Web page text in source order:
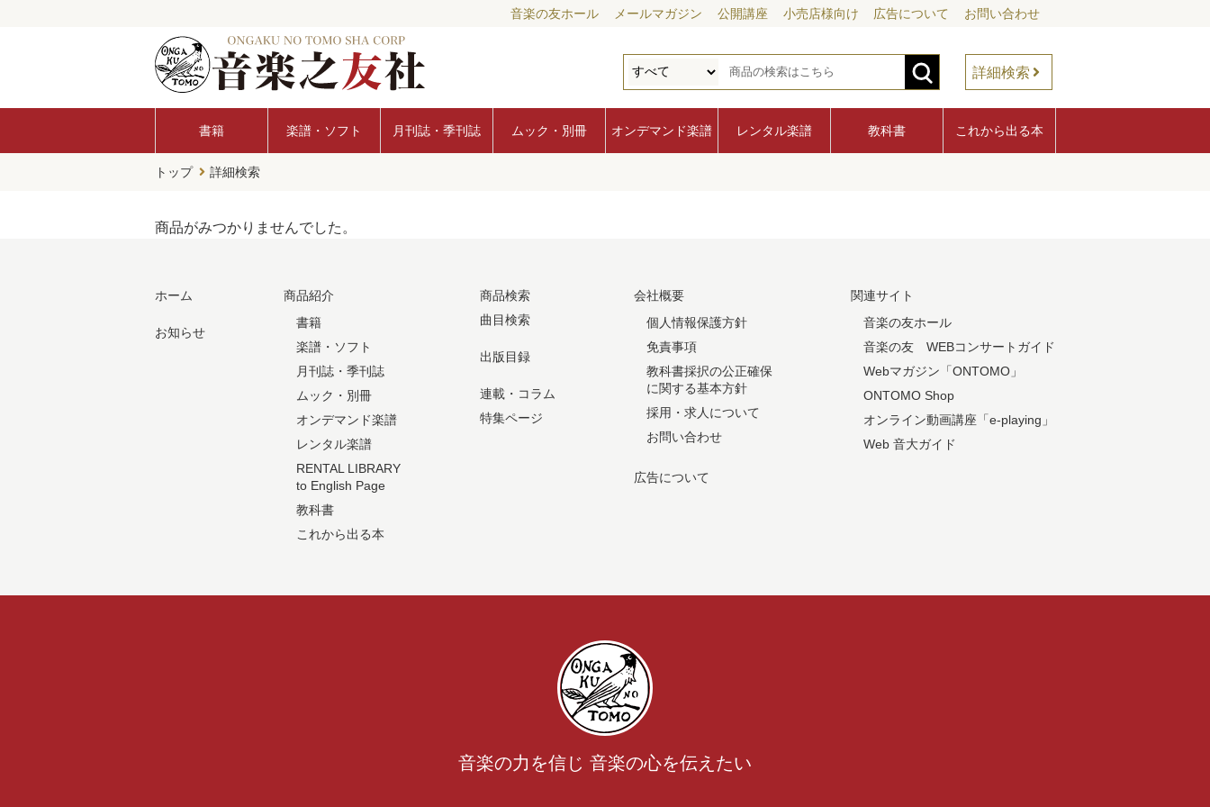
音楽の友ホール メールマガジン 公開講座 小売店様向け 広告について お問い合わせ
詳細検索
書籍 楽譜・ソフト 月刊誌・季刊誌 ムック・別冊 オンデマンド楽譜 レンタル楽譜 教科書 これから出る本
トップ 詳細検索
商品がみつかりませんでした。
ホーム
お知らせ
商品紹介
書籍
楽譜・ソフト
月刊誌・季刊誌
ムック・別冊
オンデマンド楽譜
レンタル楽譜
RENTAL LIBRARY
to English Page
教科書
これから出る本
商品検索
曲目検索
出版目録
連載・コラム
特集ページ
会社概要
個人情報保護方針
免責事項
教科書採択の公正確保
に関する基本方針
採用・求人について
お問い合わせ
広告について
関連サイト
音楽の友ホール
音楽の友 WEBコンサートガイド
Webマガジン「ONTOMO」
ONTOMO Shop
オンライン動画講座「e-playing」
Web 音大ガイド
音楽の力を信じ 音楽の心を伝えたい